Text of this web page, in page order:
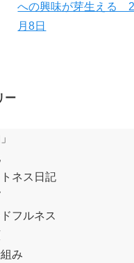
への興味が芽生える
月8日
ー
ネス日記
フルネス
み